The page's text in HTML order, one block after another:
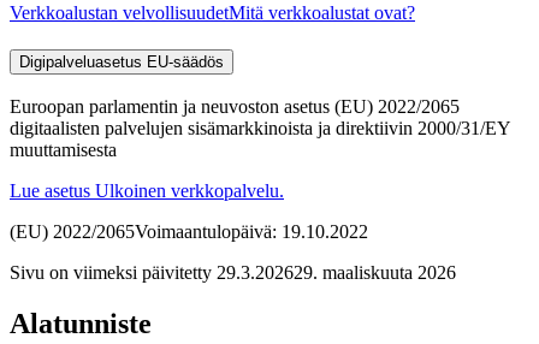
Verkkoalustan velvollisuudetMitä verkkoalustat ovat?
Digipalveluasetus EU-säädös
Euroopan parlamentin ja neuvoston asetus (EU) 2022/2065
digitaalisten palvelujen sisämarkkinoista ja direktiivin 2000/31/EY
muuttamisesta
Lue asetus Ulkoinen verkkopalvelu.
(EU) 2022/2065Voimaantulopäivä: 19.10.2022
Sivu on viimeksi päivitetty 29.3.202629. maaliskuuta 2026
Alatunniste